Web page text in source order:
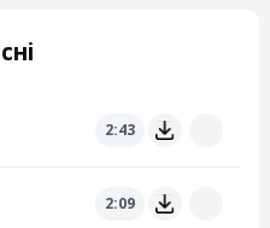
2:43
2:09